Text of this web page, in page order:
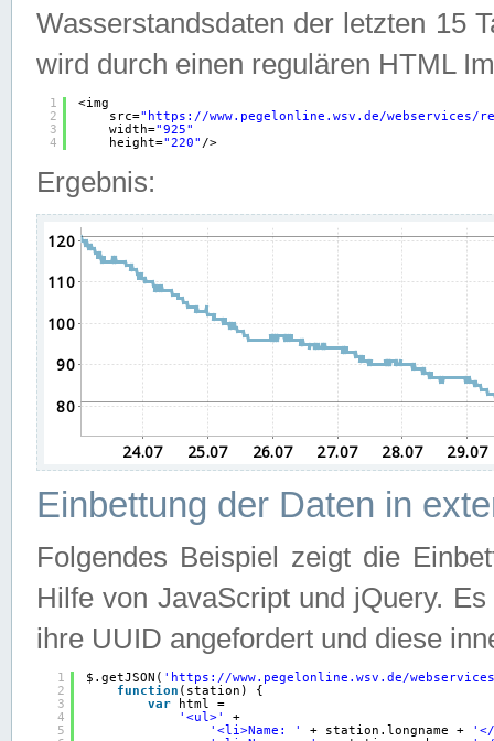
Wasserstandsdaten der letzten 15
wird durch einen regulären HTML
1
2
3
4
<img
src=" https://www.pegelonline.wsv.de/webservices/
width="925"
height="220" />
Ergebnis:
Einbettung der Daten in
Folgendes Beispiel zeigt die
Hilfe von JavaScript und jQuery.
ihre UUID angefordert und diese
1
2
3
4
5
$.getJSON( ' https://www.pegelonline.wsv.de/
function (station) {
var
html =
'<ul>'
+
'<li>Name: '
+ station.longname +